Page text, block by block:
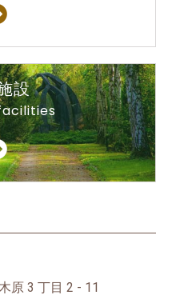
設
原 3 丁目 2 - 11